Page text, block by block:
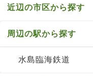
近辺の市区から探す
周辺の駅から探す
水島臨海鉄道